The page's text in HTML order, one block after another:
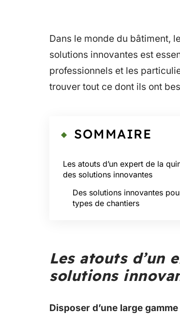
Dans le monde du bâtiment,
solutions innovantes est
professionnels et les
trouver tout ce dont ils ont
SOMMAIRE
Les atouts d’un expert de la
des solutions innovantes
Des solutions innovantes
types de chantiers
Les atouts d’un
solutions
Disposer d’une large